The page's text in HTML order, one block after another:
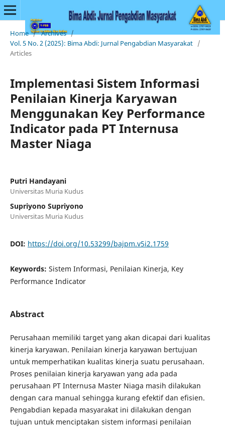
Home / Archives /
Vol. 5 No. 2 (2025): Bima Abdi: Jurnal Pengabdian Masyarakat /
Articles
Implementasi Sistem Informasi
Penilaian Kinerja Karyawan
Menggunakan Key Performance
Indicator pada PT Internusa
Master Niaga
Putri Handayani
Universitas Muria Kudus
Supriyono Supriyono
Universitas Muria Kudus
DOI: https://doi.org/10.53299/bajpm.v5i2.1759
Keywords: Sistem Informasi, Penilaian Kinerja, Key
Performance Indicator
Abstract
Perusahaan memiliki target yang akan dicapai dari kualitas
kinerja karyawan. Penilaian kinerja karyawan bertujuan
untuk memperhatikan kualitas kinerja suatu perusahaan.
Proses penilaian kinerja karyawan yang ada pada
perusahaan PT Internusa Master Niaga masih dilakukan
dengan cara manual sehingga kurang efektif dan efisien.
Pengabdian kepada masyarakat ini dilakukan dengan
tujuan untuk menciptakan sistem informasi penilaian